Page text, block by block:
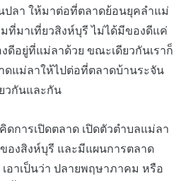
ปลา ให้มาต่อที่ตลาดย้อนยุคลำแม่
ที่มาเที่ยวสิงห์บุรี ไม่ได้มีของดีแค่
ดีอยู่ที่แม่ลาด้วย ขณะเดียวกันเราก็
ดแม่ลาให้ไปต่อที่ตลาดบ้านระจัน
วกันและกัน
รเปิดตลาด เปิดตัวตำบลแม่ลา
องสิงห์บุรี และมีแผนการตลาด
เอาเป็นว่า ปลายพฤษาภาคม หรือ